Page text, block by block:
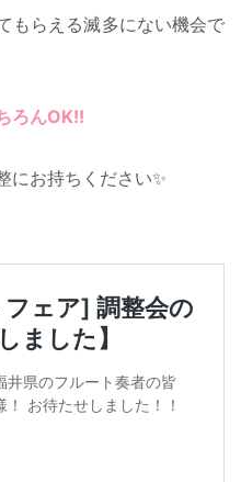
もらえる滅多にない機会で
ろんOK!!
にお持ちください✨